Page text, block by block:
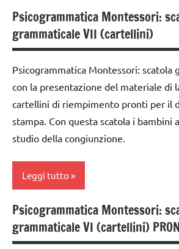
materiale
didattico
nomenclature
Montessori
psicogrammatica
Montessori
TUTTI GLI
ARGOMENTI
PER ETA'
ARTICOLI
anni
grammatica
GUIDA
DIDATTICA
MONTESSORI
LINGUAGGIO
MONTESSORI
materiale
didattico
Montessori
psicogrammatica
analisi
grammaticale
Montessori
classe
1a
classe
2a
3a
Montessori
dai
Psicogrammatica Montessori:
grammaticale VII (cartellini)
Psicogrammatica Montessori: scatola
con la presentazione del materiale di
cartellini di riempimento pronti per il
stampa. Con questa scatola i bambini
studio della congiunzione.
Leggi tutto
analisi
grammaticale
Montessori
Psicogrammatica Montessori:
grammaticale VI (cartellini)